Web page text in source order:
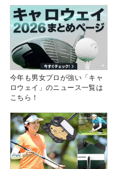
今年も男女プロが強い「キャ
ロウェイ」のニュース一覧は
こちら！